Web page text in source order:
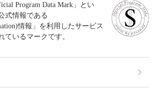
Program Data Mark」とい
式情報である
情報」を利用したサービス
ているマークです。